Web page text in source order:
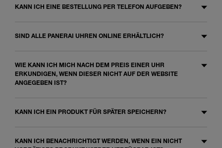
KANN ICH EINE BESTELLUNG PER TELEFON AUFGEBEN?
SIND ALLE PANERAI UHREN ONLINE ERHÄLTLICH?
WIE KANN ICH MICH NACH DEM PREIS EINER UHR
ERKUNDIGEN, WENN DIESER NICHT AUF DER WEBSITE
ANGEGEBEN IST?
KANN ICH EIN PRODUKT FÜR SPÄTER SPEICHERN?
KANN ICH BENACHRICHTIGT WERDEN, WENN EIN NICHT